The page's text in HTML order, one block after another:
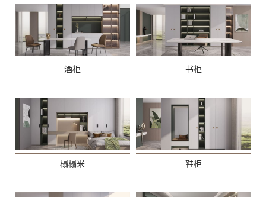
酒柜 书柜
榻榻米 鞋柜